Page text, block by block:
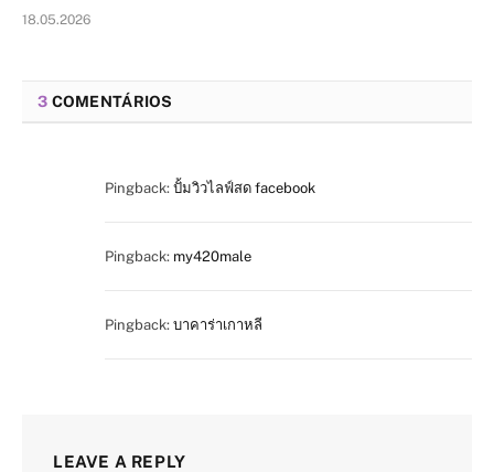
18.05.2026
3 COMENTÁRIOS
Pingback: ปั้มวิวไลฟ์สด facebook
Pingback: my420male
Pingback: บาคาร่าเกาหลี
LEAVE A REPLY